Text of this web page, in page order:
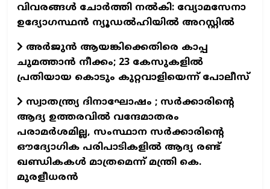
വിവരങ്ങൾ ചോർത്തി നൽകി: വ്യോമസേനാ
ഉദ്യോഗസ്ഥൻ ന്യൂഡൽഹിയിൽ അറസ്റ്റിൽ
അർജുൻ ആയങ്കിക്കെതിരെ കാപ്പ
ചുമത്താൻ നീക്കം; 23 കേസുകളിൽ
പ്രതിയായ കൊടും കുറ്റവാളിയെന്ന് പോലീസ്
സ്വാതന്ത്ര്യ ദിനാഘോഷം ; സർക്കാരിന്റെ
ആദ്യ ഉത്തരവിൽ വന്ദേമാതരം
പരാമർശമില്ല, സംസ്ഥാന സർക്കാരിന്റെ
ഔദ്യോഗിക പരിപാടികളിൽ ആദ്യ രണ്ട്
ഖണ്ഡികകൾ മാത്രമെന്ന് മന്ത്രി കെ.
മുരളീധരൻ